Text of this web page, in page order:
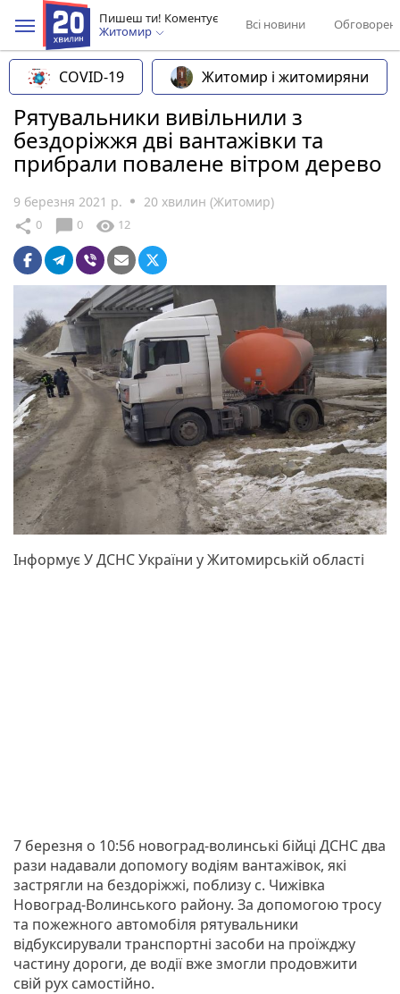
Пишеш ти! Коментує
Житомир
Всі новини
COVID-19 Житомир і житомиряни
Рятувальники вивільнили з
бездоріжжя дві вантажівки та
прибрали повалене вітром дерево
9 березня 2021 р. 20 хвилин (Житомир)
share 0 chat_bubble 0 visibility 12
Інформує У ДСНС України у Житомирській області
7 березня о 10:56 новоград-волинські бійці ДСНС два
рази надавали допомогу водіям вантажівок, які
застрягли на бездоріжжі, поблизу с. Чижівка
Новоград-Волинського району. За допомогою тросу
та пожежного автомобіля рятувальники
відбуксирували транспортні засоби на проїжджу
частину дороги, де водії вже змогли продовжити
свій рух самостійно.